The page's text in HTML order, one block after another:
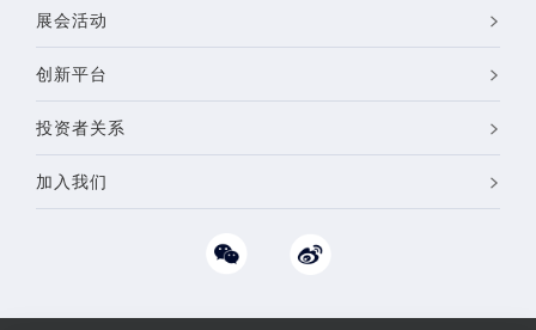
展会活动
创新平台
投资者关系
加入我们